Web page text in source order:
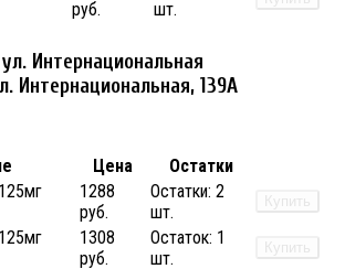
руб.
шт.
Интернациональная
Интернациональная, 139А
Цена
Остатки
1288
руб.
Остатки: 2
шт.
Купить
1308
руб.
Остаток: 1
шт.
Купить